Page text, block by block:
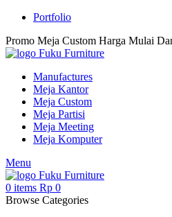
Portfolio
Promo Meja Custom Harga Mulai
Manufactures
Meja Kantor
Meja Custom
Meja Partisi
Meja Meeting
Meja Komputer
Menu
0 items Rp 0
Browse Categories